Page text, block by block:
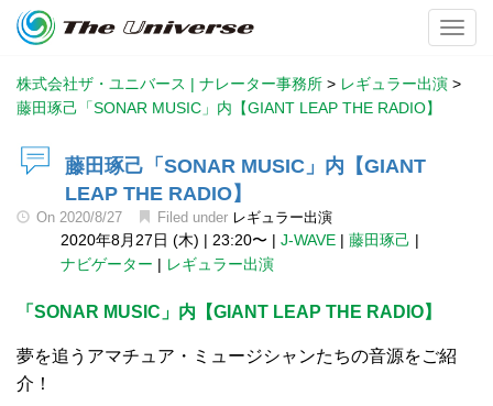
株式会社ザ・ユニバース | ナレーター事務所 > レギュラー出演 >
藤田琢己「SONAR MUSIC」内【GIANT LEAP THE RADIO】
藤田琢己「SONAR MUSIC」内【GIANT
LEAP THE RADIO】
On 2020/8/27 Filed under レギュラー出演
2020年8月27日 (木) | 23:20〜 | J-WAVE | 藤田琢己 |
ナビゲーター | レギュラー出演
「SONAR MUSIC」内【GIANT LEAP THE RADIO】
夢を追うアマチュア・ミュージシャンたちの音源をご紹
介！